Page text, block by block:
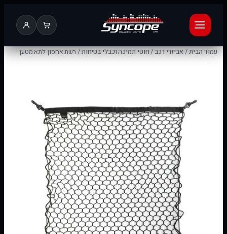
עמוד הבית/אביזרי רכב/חוטי תמיכה וכבלי בטיחות/ רשת אחסון לתא מטען